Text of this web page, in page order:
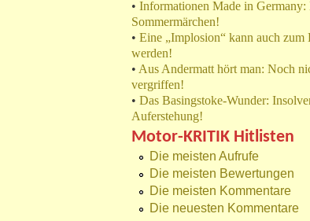
• Informationen Made in Germany:
Sommermärchen!
• Eine „Implosion“ kann auch zum
werden!
• Aus Andermatt hört man: Noch
vergriffen!
• Das Basingstoke-Wunder:
Auferstehung!
Motor-KRITIK Hitlisten
Die meisten Aufrufe
Die meisten Bewertungen
Die meisten Kommentare
Die neuesten Kommentare